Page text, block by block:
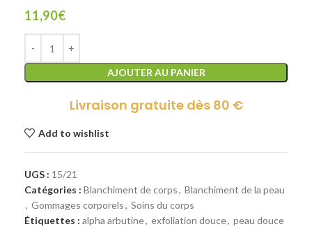
11,90€
AJOUTER AU PANIER
Livraison gratuite dès 80 €
Add to wishlist
UGS : 15/21
Catégories : Blanchiment de corps, Blanchiment de la peau
, Gommages corporels, Soins du corps
Étiquettes : alpha arbutine, exfoliation douce, peau douce